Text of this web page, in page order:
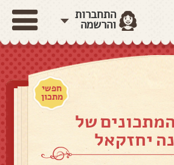
התחברות
והרשמה
חפשי
מתכון
של
יחזקאל